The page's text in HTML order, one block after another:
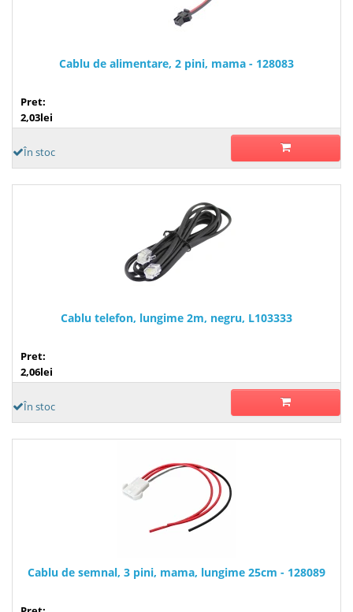
Cablu de alimentare, 2 pini, mama - 128083
Pret:
2,03lei
În stoc
Cablu telefon, lungime 2m, negru, L103333
Pret:
2,06lei
În stoc
Cablu de semnal, 3 pini, mama, lungime 25cm - 128089